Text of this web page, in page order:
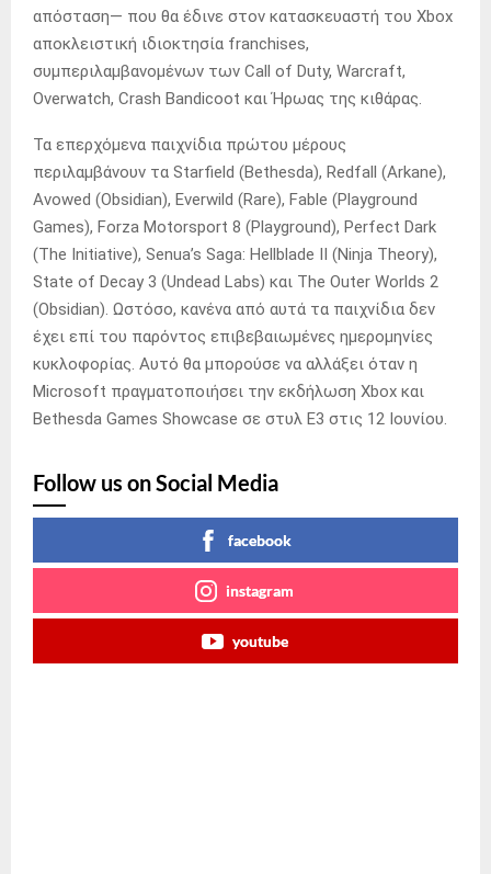
απόσταση— που θα έδινε στον κατασκευαστή του Xbox
αποκλειστική ιδιοκτησία franchises,
συμπεριλαμβανομένων των Call of Duty, Warcraft,
Overwatch, Crash Bandicoot και Ήρωας της κιθάρας.
Τα επερχόμενα παιχνίδια πρώτου μέρους
περιλαμβάνουν τα Starfield (Bethesda), Redfall (Arkane),
Avowed (Obsidian), Everwild (Rare), Fable (Playground
Games), Forza Motorsport 8 (Playground), Perfect Dark
(The Initiative), Senua’s Saga: Hellblade II (Ninja Theory),
State of Decay 3 (Undead Labs) και The Outer Worlds 2
(Obsidian). Ωστόσο, κανένα από αυτά τα παιχνίδια δεν
έχει επί του παρόντος επιβεβαιωμένες ημερομηνίες
κυκλοφορίας. Αυτό θα μπορούσε να αλλάξει όταν η
Microsoft πραγματοποιήσει την εκδήλωση Xbox και
Bethesda Games Showcase σε στυλ E3 στις 12 Ιουνίου.
Follow us on Social Media
facebook
instagram
youtube